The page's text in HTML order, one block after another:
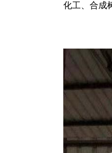
化工、合成